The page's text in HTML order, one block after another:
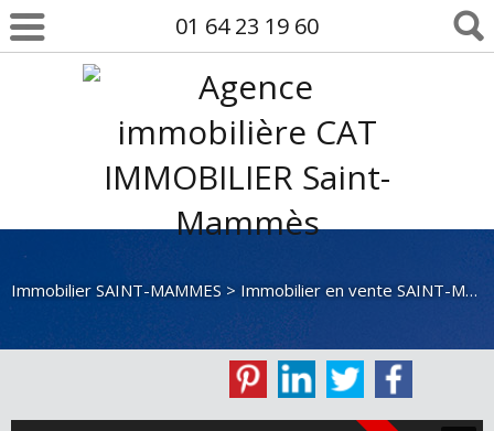
01 64 23 19 60
Immobilier SAINT-MAMMES > Immobilier en vente SAINT-MAMMES